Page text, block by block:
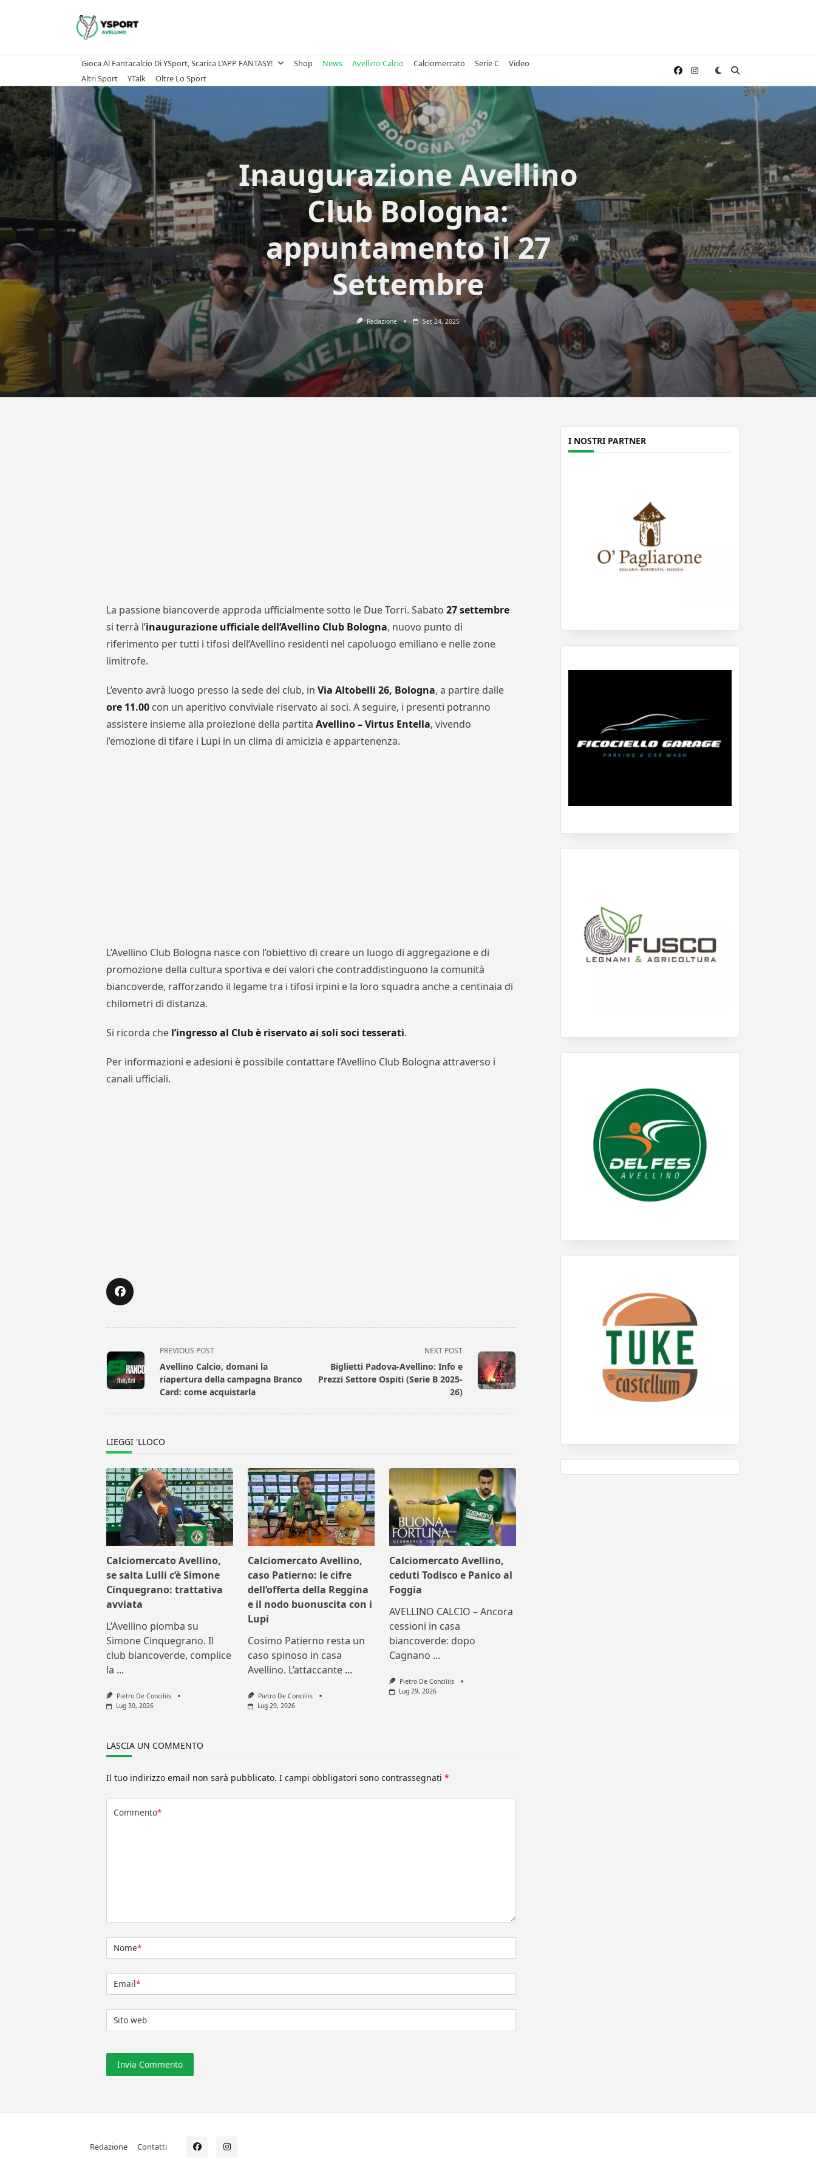
Gioca Al Fantacalcio Di YSport, Scarica L’APP FANTASY! Shop News Avellino Calcio Calciomercato Serie C
Video
Altri Sport
YTalk Oltre Lo Sport
Inaugurazione Avellino
Club Bologna:
appuntamento il 27
Settembre
Redazione Set 24, 2025
La passione biancoverde approda ufficialmente sotto le Due Torri. Sabato27 settembre
si terrà l’inaugurazione ufficiale dell’Avellino Club Bologna, nuovo punto di
riferimento per tutti i tifosi dell’Avellino residenti nel capoluogo emiliano e nelle zone
limitrofe.
L’evento avrà luogo presso la sede del club, inVia Altobelli 26, Bologna, a partire dalle
ore 11.00 con un aperitivo conviviale riservato ai soci. A seguire, i presenti potranno
assistere insieme alla proiezione della partitaAvellino – Virtus Entella, vivendo
l’emozione di tifare i Lupi in un clima di amicizia e appartenenza.
L’Avellino Club Bologna nasce con l’obiettivo di creare un luogo di aggregazione e di
promozione della cultura sportiva e dei valori che contraddistinguono la comunità
biancoverde, rafforzando il legame tra i tifosi irpini e la loro squadra anche a centinaia di
chilometri di distanza.
Si ricorda che l’ingresso al Club è riservato ai soli soci tesserati.
Per informazioni e adesioni è possibile contattare l’Avellino Club Bologna attraverso i
canali ufficiali.
<span
class="nav-
subtitle
screen-
PREVIOUS POST
Avellino Calcio, domani la
riapertura della campagna Branco
Card: come acquistarla
NEXT POST
Biglietti Padova-Avellino: Info e
Prezzi Settore Ospiti (Serie B 2025-
26)
LIEGGI 'LLOCO
Calciomercato Avellino,
se salta Lulli c’è Simone
Cinquegrano: trattativa
avviata
L’Avellino piomba su
Simone Cinquegrano. Il
club biancoverde, complice
la ...
Pietro De Conciliis
Lug 30, 2026
Calciomercato Avellino,
caso Patierno: le cifre
dell’offerta della Reggina
e il nodo buonuscita con i
Lupi
Cosimo Patierno resta un
caso spinoso in casa
Avellino. L’attaccante ...
Pietro De Conciliis
Lug 29, 2026
Calciomercato Avellino,
ceduti Todisco e Panico al
Foggia
AVELLINO CALCIO – Ancora
cessioni in casa
biancoverde: dopo
Cagnano ...
Pietro De Conciliis
Lug 29, 2026
LASCIA UN COMMENTO
Il tuo indirizzo email non sarà pubblicato. I campi obbligatori sono contrassegnati*
Commento*
Nome*
Email*
Sito web
I NOSTRI PARTNER
Redazione Contatti